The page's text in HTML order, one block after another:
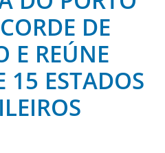
DE
E REÚNE
15 ESTADOS